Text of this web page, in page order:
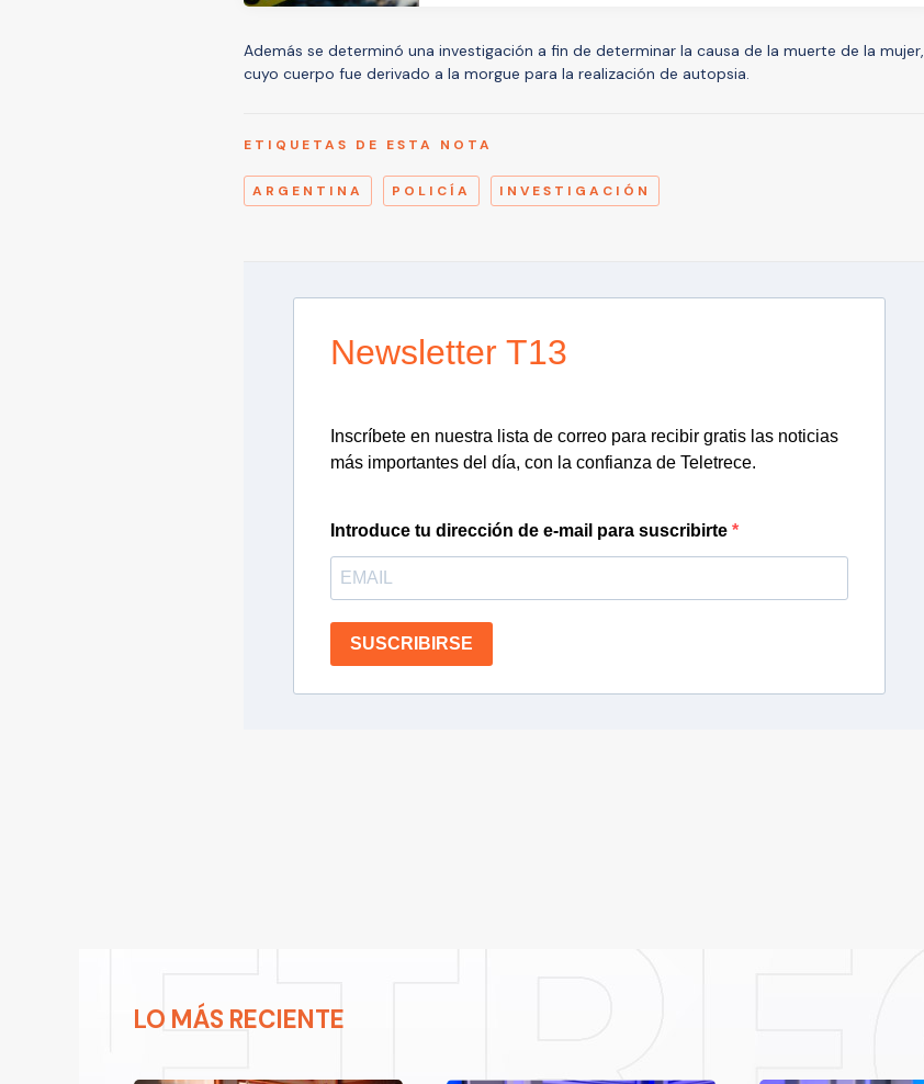
Además se determinó una investigación a fin de determinar la causa de la muerte de la mujer,
cuyo cuerpo fue derivado a la morgue para la realización de autopsia.
ETIQUETAS DE ESTA NOTA
ARGENTINA POLICÍA INVESTIGACIÓN
Newsletter T13
Inscríbete en nuestra lista de correo para recibir gratis las noticias
más importantes del día, con la confianza de Teletrece.
Introduce tu dirección de e-mail para suscribirte
SUSCRIBIRSE
LO MÁS RECIENTE